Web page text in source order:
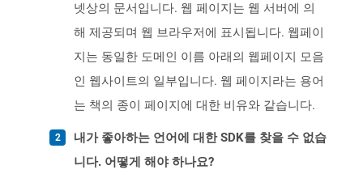
넷상의 문서입니다. 웹 페이지는 웹 서버에 의
해 제공되며 웹 브라우저에 표시됩니다. 웹페이
지는 동일한 도메인 이름 아래의 웹페이지 모음
인 웹사이트의 일부입니다. 웹 페이지라는 용어
는 책의 종이 페이지에 대한 비유와 같습니다.
내가 좋아하는 언어에 대한 SDK를 찾을 수 없습
니다. 어떻게 해야 하나요?